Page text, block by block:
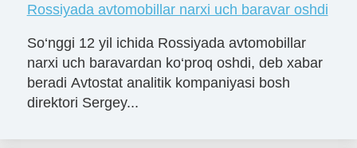
Rossiyada avtomobillar narxi uch baravar oshdi
So‘nggi 12 yil ichida Rossiyada avtomobillar
narxi uch baravardan ko‘proq oshdi, deb xabar
beradi Avtostat analitik kompaniyasi bosh
direktori Sergey...